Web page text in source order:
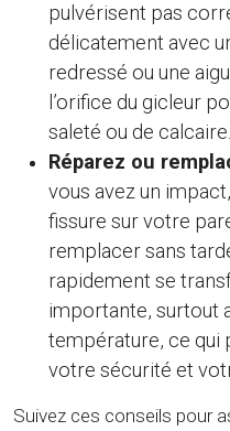
pulvérisent pas
délicatement avec
redressé ou une
l’orifice du gicleur
saleté ou de calcaire.
Réparez ou
vous avez un
fissure sur votre
remplacer sans
rapidement se
importante, surtout
température, ce
votre sécurité et
Suivez ces conseils pour